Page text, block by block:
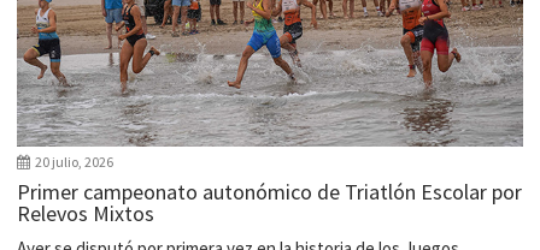
20 julio, 2026
Primer campeonato autonómico de Triatlón Escolar por
Relevos Mixtos